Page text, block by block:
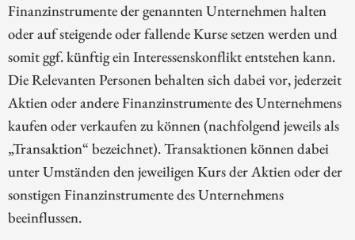
Finanzinstrumente der genannten Unternehmen halten
oder auf steigende oder fallende Kurse setzen werden und
somit ggf. künftig ein Interessenskonflikt entstehen kann.
Die Relevanten Personen behalten sich dabei vor, jederzeit
Aktien oder andere Finanzinstrumente des Unternehmens
kaufen oder verkaufen zu können (nachfolgend jeweils als
„Transaktion“ bezeichnet). Transaktionen können dabei
unter Umständen den jeweiligen Kurs der Aktien oder der
sonstigen Finanzinstrumente des Unternehmens
beeinflussen.